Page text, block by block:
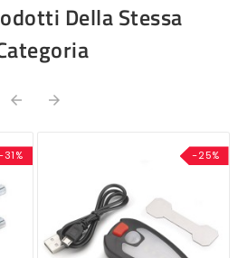
Della Stessa
 
-31% -25%